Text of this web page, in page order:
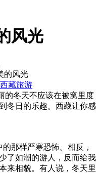
风光
的风光
藏旅游
冬天不应该在被窝里度
冬日的乐趣。西藏让你感
那样严寒恐怖。相反，
了如潮的游人，反而给我
来相貌。有人说，冬天里